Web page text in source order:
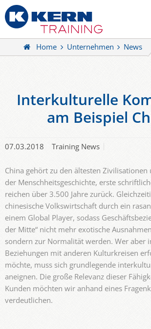
Home Unternehmen News
Interkulturelle
am Beispiel
07.03.2018 Training News
China gehört zu den ältesten
der Menschheitsgeschichte, erste
reichen über 3.500 Jahre zurück.
chinesische Volkswirtschaft durch ein
einem Global Player, sodass
der Mitte“ nicht mehr exotische
sondern zur Normalität werden. Wer aber
Beziehungen mit anderen Kulturkreisen
möchte, muss sich grundlegende
aneignen. Die große Relevanz dieser
Kunden möchten wir anhand eines
verdeutlichen.